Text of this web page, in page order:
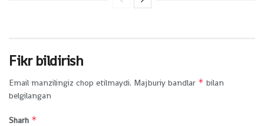
Fikr bildirish
Email manzilingiz chop etilmaydi. Majburiy bandlar * bilan
belgilangan
Sharh *